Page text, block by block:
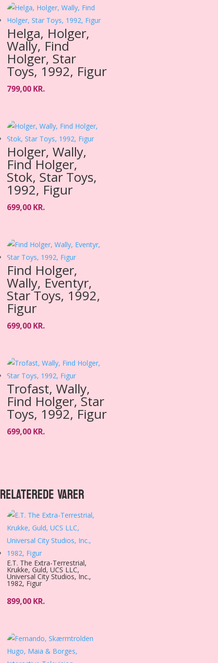
Helga, Holger,
Wally, Find
Holger, Star
Toys, 1992, Figur
799,00 KR.
Holger, Wally,
Find Holger,
Stok, Star Toys,
1992, Figur
699,00 KR.
Find Holger,
Wally, Eventyr,
Star Toys, 1992,
Figur
699,00 KR.
Trofast, Wally,
Find Holger, Star
Toys, 1992, Figur
699,00 KR.
RELATEREDE VARER
E.T. The Extra-Terrestrial,
Krukke, Guld, UCS LLC,
Universal City Studios, Inc.,
1982, Figur
899,00 KR.